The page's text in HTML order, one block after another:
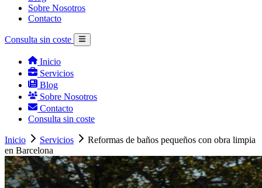
Sobre Nosotros
Contacto
Consulta sin coste
Inicio
Servicios
Blog
Sobre Nosotros
Contacto
Consulta sin coste
Inicio Servicios
Reformas de baños pequeños con obra limpia
en Barcelona